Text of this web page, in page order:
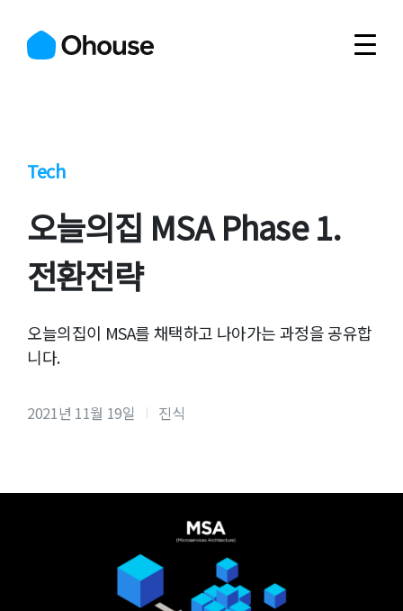
Tech
오늘의집 MSA Phase 1.
전환전략
오늘의집이 MSA를 채택하고 나아가는 과정을 공유합
니다.
2021년 11월 19일 진식